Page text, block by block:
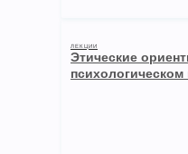
ЛЕКЦИИ
Этические